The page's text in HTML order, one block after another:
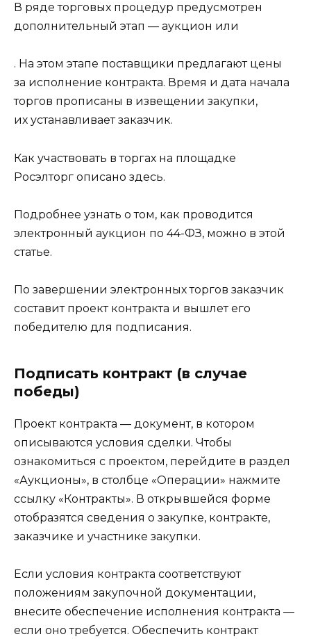
В ряде торговых процедур предусмотрен
дополнительный этап — аукцион или
. На этом этапе поставщики предлагают цены
за исполнение контракта. Время и дата начала
торгов прописаны в извещении закупки,
их устанавливает заказчик.
Как участвовать в торгах на площадке
Росэлторг описано здесь.
Подробнее узнать о том, как проводится
электронный аукцион по 44-ФЗ, можно в этой
статье.
По завершении электронных торгов заказчик
составит проект контракта и вышлет его
победителю для подписания.
Подписать контракт (в случае
победы)
Проект контракта — документ, в котором
описываются условия сделки. Чтобы
ознакомиться с проектом, перейдите в раздел
«Аукционы», в столбце «Операции» нажмите
ссылку «Контракты». В открывшейся форме
отобразятся сведения о закупке, контракте,
заказчике и участнике закупки.
Если условия контракта соответствуют
положениям закупочной документации,
внесите обеспечение исполнения контракта —
если оно требуется. Обеспечить контракт